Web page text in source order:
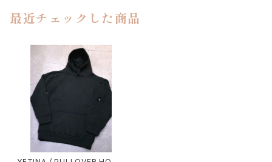
最近チェックした商品